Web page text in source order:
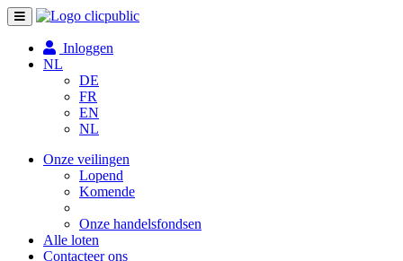
Toggle
navigation
Inloggen
NL
DE
FR
EN
NL
Onze veilingen
Lopend
Komende
Onze handelsfondsen
Alle loten
Contacteer ons